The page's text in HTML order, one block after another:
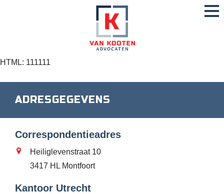
HTML: 111111
ADRESGEGEVENS
Correspondentieadres
Heiliglevenstraat 10
3417 HL Montfoort
Kantoor Utrecht